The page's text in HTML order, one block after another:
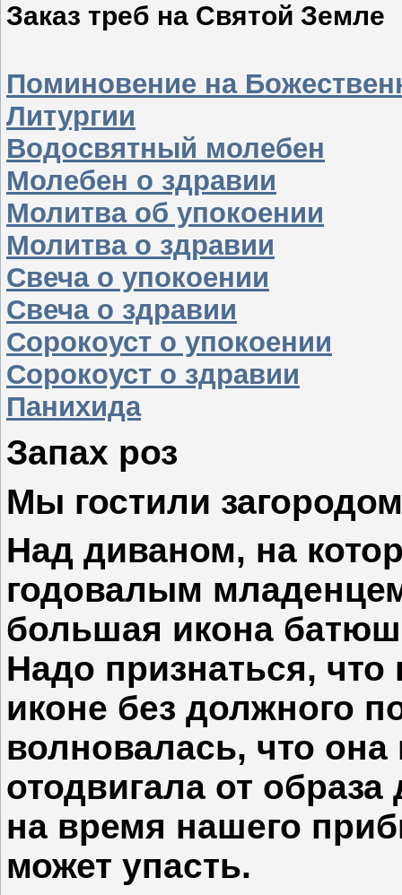
Заказ треб на Святой Земле
Поминовение на
Литургии
Водосвятный молебен
Молебен о здравии
Молитва об упокоении
Молитва о здравии
Свеча о упокоении
Свеча о здравии
Сорокоуст о упокоении
Сорокоуст о здравии
Панихида
Запах роз
Мы гостили
Над диваном, на
годовалым
большая икона
Надо признаться, что
иконе без должного
волновалась, что
отодвигала от
на время нашего
может упасть.